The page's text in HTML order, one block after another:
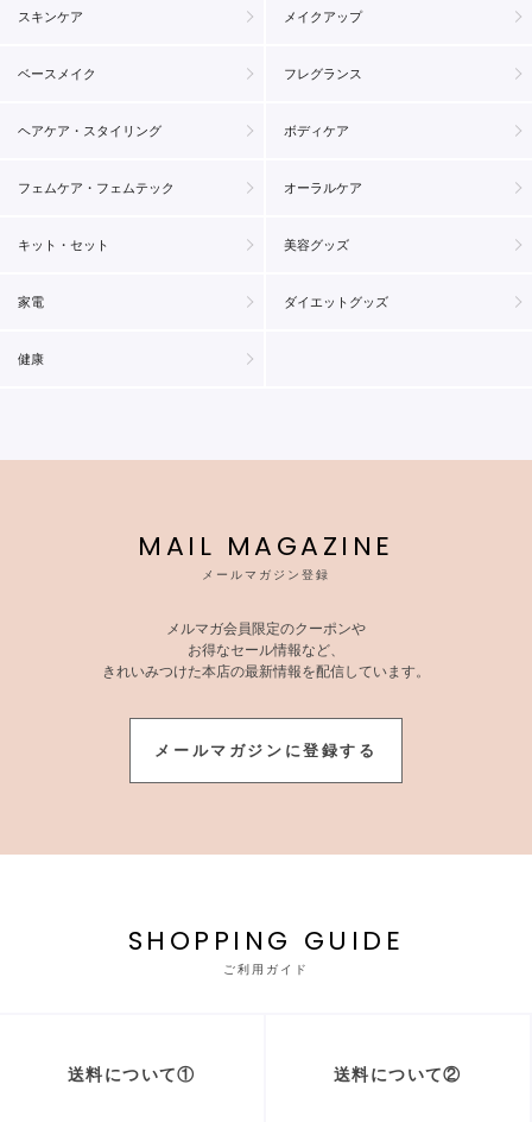
スキンケア メイクアップ
ベースメイク フレグランス
ヘアケア・スタイリング ボディケア
フェムケア・フェムテック オーラルケア
キット・セット 美容グッズ
家電 ダイエットグッズ
健康
MAIL MAGAZINE
メールマガジン登録
メルマガ会員限定のクーポンや
お得なセール情報など、
きれいみつけた本店の最新情報を配信しています。
メールマガジンに登録する
SHOPPING GUIDE
ご利用ガイド
送料について① 送料について②